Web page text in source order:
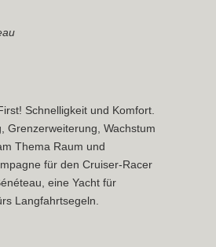
Schnelligkeit und Komfort.
Grenzerweiterung, Wachstum
Thema Raum und
für den Cruiser-Racer
eine Yacht für
Langfahrtsegeln.